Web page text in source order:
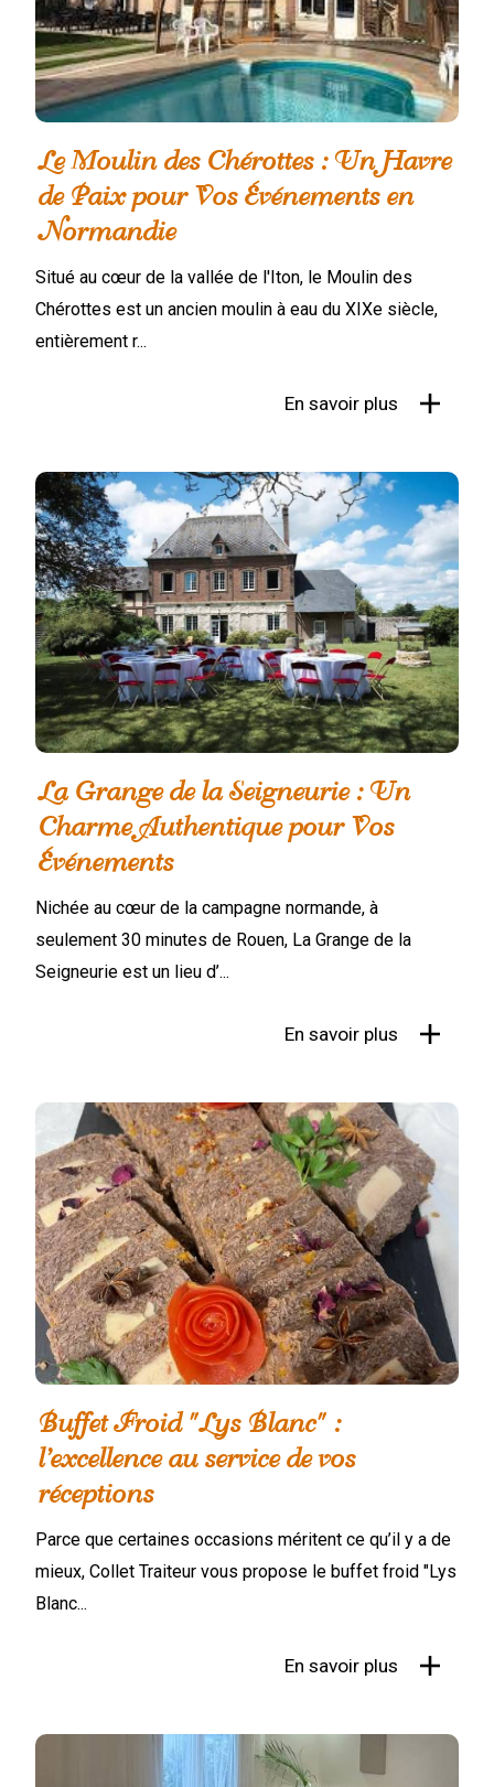
Le Moulin des Chérottes : Un Havre
de Paix pour Vos Événements en
Normandie
Situé au cœur de la vallée de l'Iton, le Moulin des
Chérottes est un ancien moulin à eau du XIXe siècle,
entièrement r...
En savoir plus
La Grange de la Seigneurie : Un
Charme Authentique pour Vos
Événements
Nichée au cœur de la campagne normande, à
seulement 30 minutes de Rouen, La Grange de la
Seigneurie est un lieu d’...
En savoir plus
Buffet Froid "Lys Blanc" :
l’excellence au service de vos
réceptions
Parce que certaines occasions méritent ce qu’il y a de
mieux, Collet Traiteur vous propose le buffet froid "Lys
Blanc...
En savoir plus